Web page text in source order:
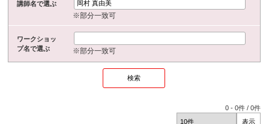
講師名で選ぶ
※部分一致可
ワークショッ
プ名で選ぶ
※部分一致可
0 -0件 /0件